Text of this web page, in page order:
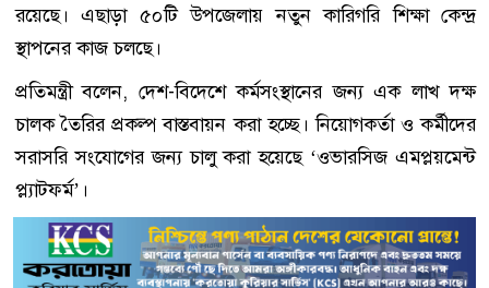
রয়েছে। এছাড়া ৫০টি উপজেলায় নতুন কারিগরি শিক্ষা কেন্দ্র
স্থাপনের কাজ চলছে।
প্রতিমন্ত্রী বলেন, দেশ-বিদেশে কর্মসংস্থানের জন্য এক লাখ দক্ষ
চালক তৈরির প্রকল্প বাস্তবায়ন করা হচ্ছে। নিয়োগকর্তা ও কর্মীদের
সরাসরি সংযোগের জন্য চালু করা হয়েছে ‘ওভারসিজ এমপ্লয়মেন্ট
প্ল্যাটফর্ম’।